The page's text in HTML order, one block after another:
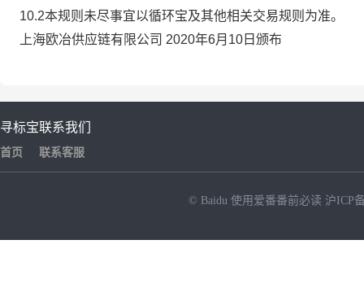
10.2本规则未尽事宜以循环宝及其他相关交易规则为准。
上海欧冶供应链有限公司 2020年6月10日颁布
寻标宝
首页
联系我们
联系客服
© Baidu 使用爱番番前必读 沪ICP